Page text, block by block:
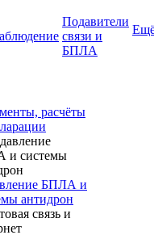
Подавители
связи и
БПЛА
расчёты
БПЛА и
антидрон